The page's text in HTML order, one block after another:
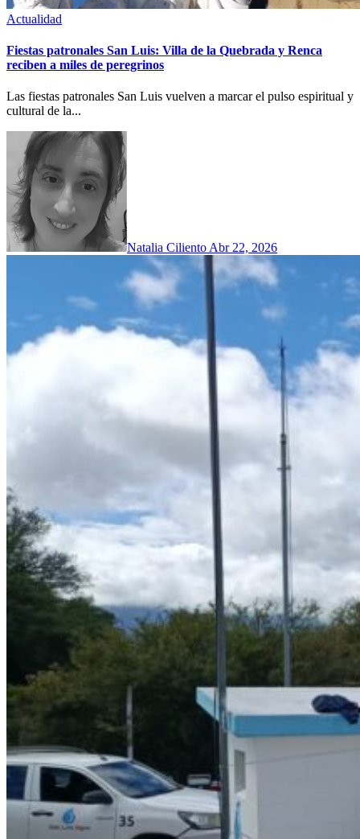
Actualidad
Fiestas patronales San Luis: Villa de la Quebrada y Renca
reciben a miles de peregrinos
Las fiestas patronales San Luis vuelven a marcar el pulso espiritual y
cultural de la...
Natalia Ciliento Abr 22, 2026